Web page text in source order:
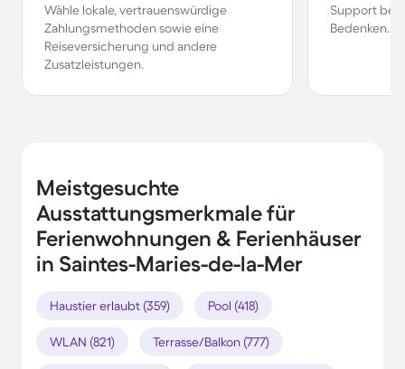
Wähle lokale, vertrauenswürdige
Zahlungsmethoden sowie eine
Reiseversicherung und andere
Zusatzleistungen.
Support bei
Bedenken.
Meistgesuchte
Ausstattungsmerkmale für
Ferienwohnungen & Ferienhäuser
in Saintes-Maries-de-la-Mer
Haustier erlaubt (359) Pool (418)
WLAN (821) Terrasse/Balkon (777)